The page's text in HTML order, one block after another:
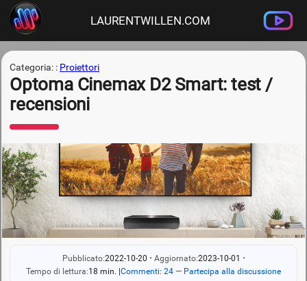
LAURENTWILLEN.COM
Categoria: : Proiettori
Optoma Cinemax D2 Smart: test /
recensioni
Pubblicato:2022-10-20 • Aggiornato:2023-10-01 •
Tempo di lettura:18 min. Commenti: 24 — Partecipa alla discussione